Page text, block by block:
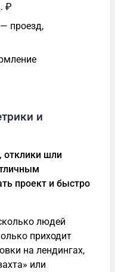
₽
проезд,
и
отклики шли
проект и быстро
людей
приходит
на лендингах,
или